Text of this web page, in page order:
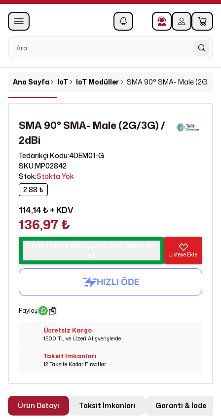
0
Ana Sayfa IoT IoT Modüller SMA 90° SMA- Male (2G/
SMA 90° SMA- Male (2G/3G) /
2dBi
Tedarikçi Kodu:4DEM01-G
SKU:MP02842
Stok:Stokta Yok
2,88 ₺
114,14 ₺+ KDV
136,97 ₺
Listeye Ekle
Paylaş:
Ücretsiz Kargo
1500 TL ve Üzeri Alışverişlerde
Taksit İmkanları
12 Taksite Kadar Fırsatlar
Ürün Detayı Taksit İmkanları Garanti & İade